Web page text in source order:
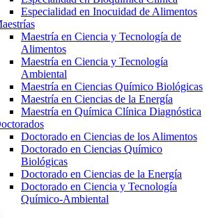
Especialidad en Inocuidad de Alimentos
Maestría en Ciencia y Tecnología de
Alimentos
Maestría en Ciencia y Tecnología
Ambiental
Maestría en Ciencias Químico Biológicas
Maestría en Ciencias de la Energía
Maestría en Química Clínica Diagnóstica
Doctorado en Ciencias de los Alimentos
Doctorado en Ciencias Químico
Biológicas
Doctorado en Ciencias de la Energía
Doctorado en Ciencia y Tecnología
Químico-Ambiental